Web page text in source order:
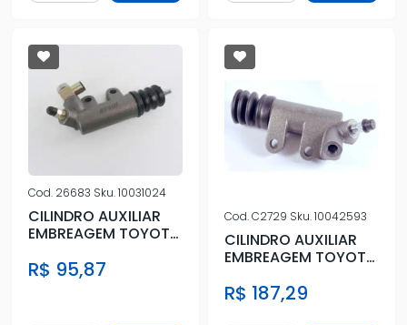
Cod. 26683 Sku.10031024
CILINDRO AUXILIAR
EMBREAGEM TOYOTA
2007
R$ 95,87
Cod.C2729 Sku.10042593
CILINDRO AUXILIAR
EMBREAGEM TOYOTA
2014
R$ 187,29